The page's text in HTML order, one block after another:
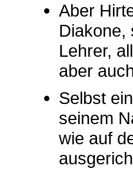
Aber
Diakone,
Lehrer,
aber
Selbst
seinem
wie auf